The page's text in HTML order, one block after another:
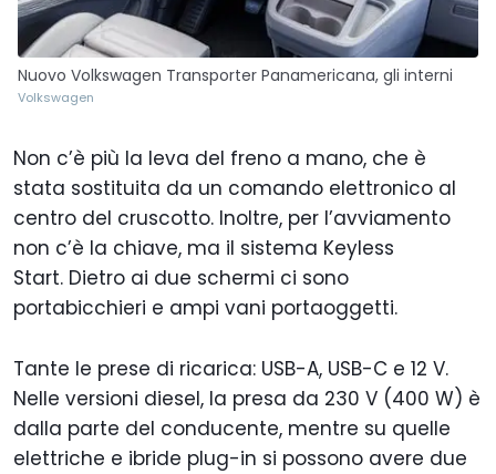
Nuovo Volkswagen Transporter Panamericana, gli interni
Volkswagen
Non c’è più la leva del freno a mano, che è
stata sostituita da un comando elettronico al
centro del cruscotto. Inoltre, per l’avviamento
non c’è la chiave, ma il sistema Keyless
Start. Dietro ai due schermi ci sono
portabicchieri e ampi vani portaoggetti.
Tante le prese di ricarica: USB-A, USB-C e 12 V.
Nelle versioni diesel, la presa da 230 V (400 W) è
dalla parte del conducente, mentre su quelle
elettriche e ibride plug-in si possono avere due